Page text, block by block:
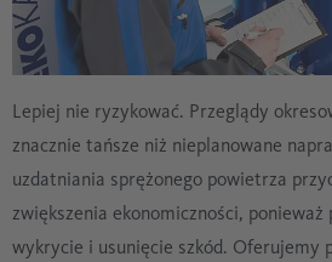
Lepiej nie ryzykować. Przeglądy
znacznie tańsze niż nieplanowane
uzdatniania sprężonego powietrza
zwiększenia ekonomiczności, ponieważ
wykrycie i usunięcie szkód. Oferujemy